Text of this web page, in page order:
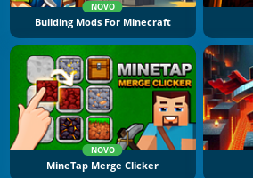
NOVO
Building Mods For Minecraft
NOVO
MineTap Merge Clicker